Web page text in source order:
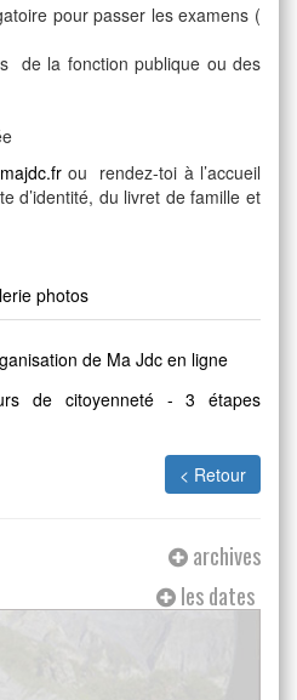
pour passer les examens (
de la fonction publique ou des
majdc.frou rendez-toi à l’accueil
d’identité, du livret de famille et
photos
de Ma Jdc en ligne
de citoyenneté - 3 étapes
< Retour
archives
les dates